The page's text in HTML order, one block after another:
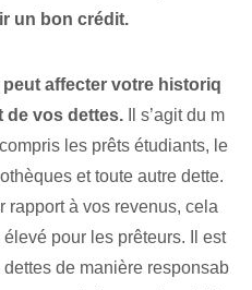
un bon crédit.⁢
affecter votre historiq
de vos dettes. Il s’agit du m
les prêts étudiants, le
et toute autre dette.
rapport à vos revenus, cela
pour les prêteurs. Il est
de manière responsab